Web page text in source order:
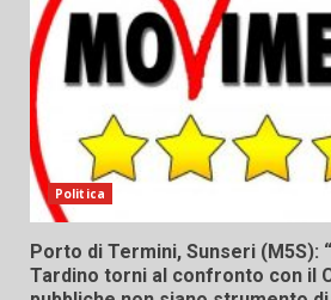
Politica
Porto di Termini, Sunseri (M5S):
Tardino torni al confronto con il